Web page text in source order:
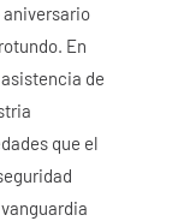
En
de
que el